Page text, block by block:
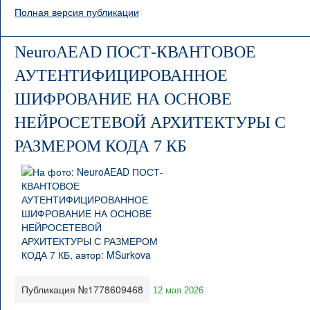
Полная версия публикации
NeuroAEAD ПОСТ-КВАНТОВОЕ
АУТЕНТИФИЦИРОВАННОЕ
ШИФРОВАНИЕ НА ОСНОВЕ
НЕЙРОСЕТЕВОЙ АРХИТЕКТУРЫ С
РАЗМЕРОМ КОДА 7 КБ
Публикация №1778609468 12 мая 2026